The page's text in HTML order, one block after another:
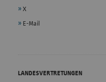
X
E-Mail
LANDESVERTRETUNGEN